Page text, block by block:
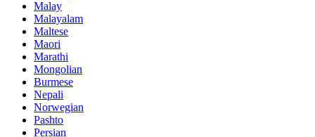
Malay
Malayalam
Maltese
Maori
Marathi
Mongolian
Burmese
Nepali
Norwegian
Pashto
Persian